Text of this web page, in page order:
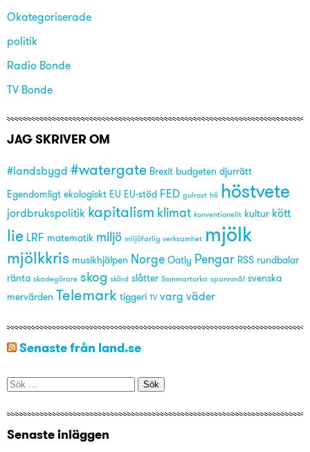
Okategoriserade
politik
Radio Bonde
TV Bonde
JAG SKRIVER OM
#landsbygd #watergate Brexit budgeten djurrätt
Egendomligt ekologiskt EU EU-stöd FED gulrost hö höstvete
jordbrukspolitik kapitalism klimat konventionellt kultur kött
lie LRF matematik miljö miljöfarlig verksamhet mjölk
mjölkkris musikhjälpen Norge Oatly Pengar RSS rundbalar
ränta skadegörare skog skörd slåtter Sommartorka spannmål
svenska
mervärden Telemark tiggeri TV varg väder
Senaste från land.se
Sök
Senaste inläggen